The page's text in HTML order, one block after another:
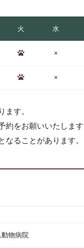
火 水
×
×
ます。
約をお願いいたします
ることがあります。
物病院